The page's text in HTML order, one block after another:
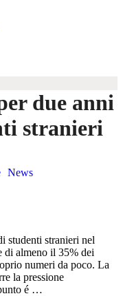
due anni
stranieri
News
studenti stranieri nel
di almeno il 35% dei
numeri da poco. La
la pressione
é …